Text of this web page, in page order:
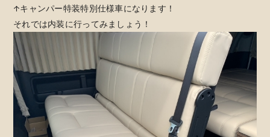
↑キャンパー特装特別仕様車になります！
それでは内装に行ってみましょう！